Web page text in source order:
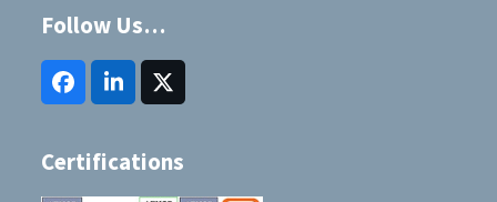
Follow Us…
FacebookLinkedInTwitter
(deprecated)
Certifications